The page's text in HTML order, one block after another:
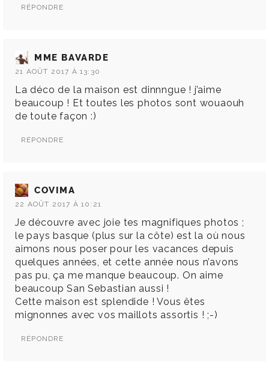
RÉPONDRE
MME BAVARDE
21 AOÛT 2017 À 13:30
La déco de la maison est dinnngue ! j’aime
beaucoup ! Et toutes les photos sont wouaouh
de toute façon :)
RÉPONDRE
COVIMA
22 AOÛT 2017 À 10:21
Je découvre avec joie tes magnifiques photos ;
le pays basque (plus sur la côte) est la où nous
aimons nous poser pour les vacances depuis
quelques années, et cette année nous n’avons
pas pu, ça me manque beaucoup. On aime
beaucoup San Sebastian aussi !
Cette maison est splendide ! Vous êtes
mignonnes avec vos maillots assortis ! ;-)
RÉPONDRE